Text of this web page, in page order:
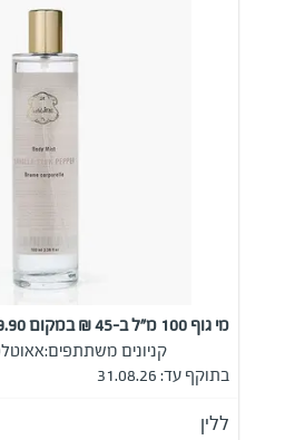
מי גוף 100 מ"ל ב-45 ₪ במקום 99.90 ₪
קניונים משתתפים:
בתוקף עד: 31.08.26
ללין